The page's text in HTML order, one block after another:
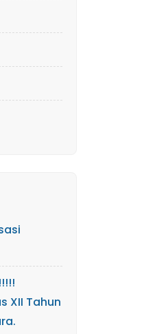
XII Tahun